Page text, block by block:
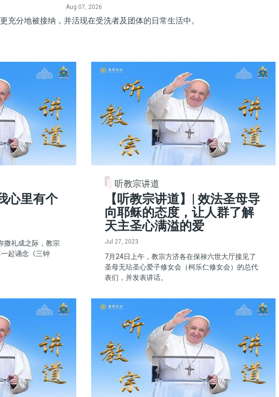
Aug 07, 2026
充分地被接纳，并活现在受洗者及团体的日常生活中。
心里有个
撒礼成之际，教宗
起诵念《三钟
听教宗讲道
【听教宗讲道】| 效法圣母导
向耶稣的态度，让人群了解
天主圣心满溢的爱
Jul 27, 2023
7月24日上午，教宗方济各在保禄六世大厅接见了
圣母无玷圣心爱子修女会（柯乐仁修女会）的总代
表们，并发表讲话。